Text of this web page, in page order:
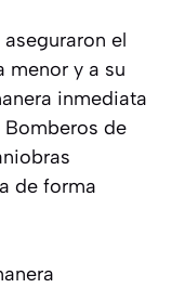
el
menor y a su
inmediata
de
de forma